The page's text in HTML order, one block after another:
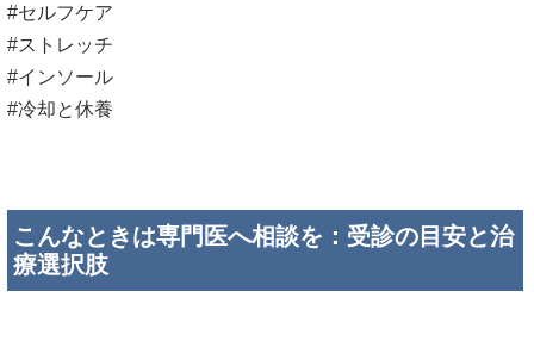
#セルフケア
#ストレッチ
#インソール
#冷却と休養
こんなときは専門医へ相談を：受診の目安と治
療選択肢